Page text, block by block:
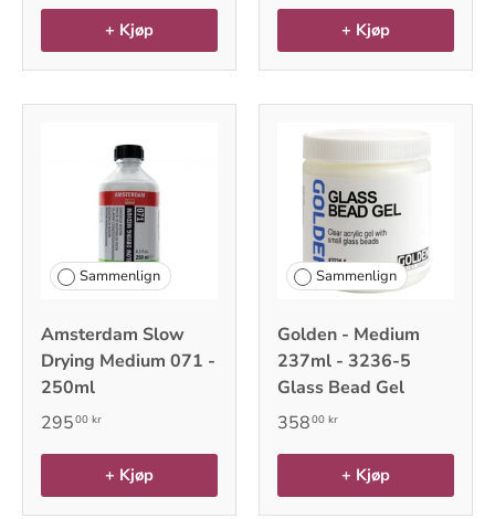
+ Kjøp + Kjøp
Sammenlign
Amsterdam Slow
Drying Medium 071 -
250ml
29500 kr
+ Kjøp
Sammenlign
Golden - Medium
237ml - 3236-5
Glass Bead Gel
35800 kr
+ Kjøp